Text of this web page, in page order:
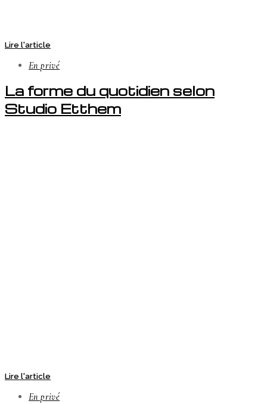
Lire l'article
En privé
La forme du quotidien selon
Studio Etthem
Lire l'article
En privé